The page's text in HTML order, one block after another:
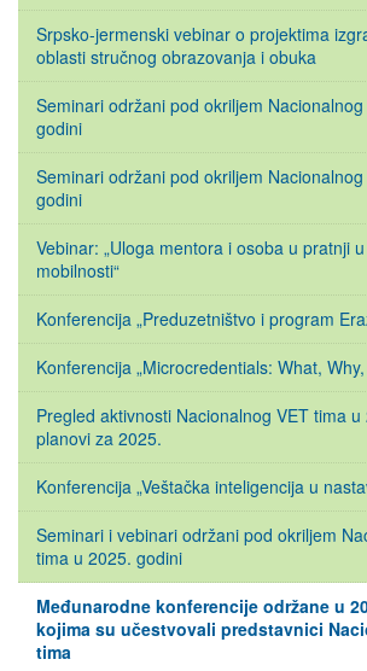
Srpsko-jermenski vebinar o projektima
oblasti stručnog obrazovanja i obuka
Seminari održani pod okriljem
godini
Seminari održani pod okriljem
godini
Vebinar: „Uloga mentora i osoba u pratnji
mobilnosti“
Konferencija „Preduzetništvo i program
Konferencija „Microcredentials: What,
Pregled aktivnosti Nacionalnog VET tima
planovi za 2025.
Konferencija „Veštačka inteligencija u
Seminari i vebinari održani pod okriljem
tima u 2025. godini
Međunarodne konferencije održane u
kojima su učestvovali predstavnici
tima